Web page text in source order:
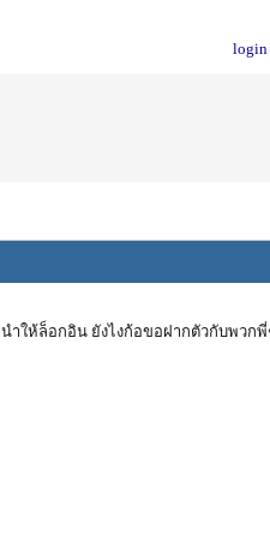
login
ให้ล็อกอิน ยังไงก้อขอฝากตัวกับพว